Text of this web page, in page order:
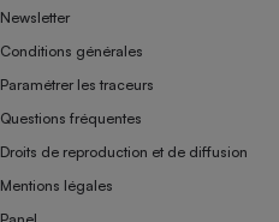
Newsletter
Conditions générales
Paramétrer les traceurs
Questions fréquentes
Droits de reproduction et de diffusion
Mentions légales